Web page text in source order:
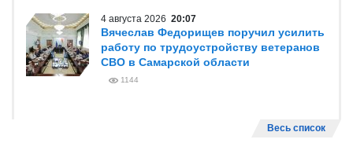
4 августа 2026 20:07
Вячеслав Федорищев поручил усилить
работу по трудоустройству ветеранов
СВО в Самарской области
1144
Весь список